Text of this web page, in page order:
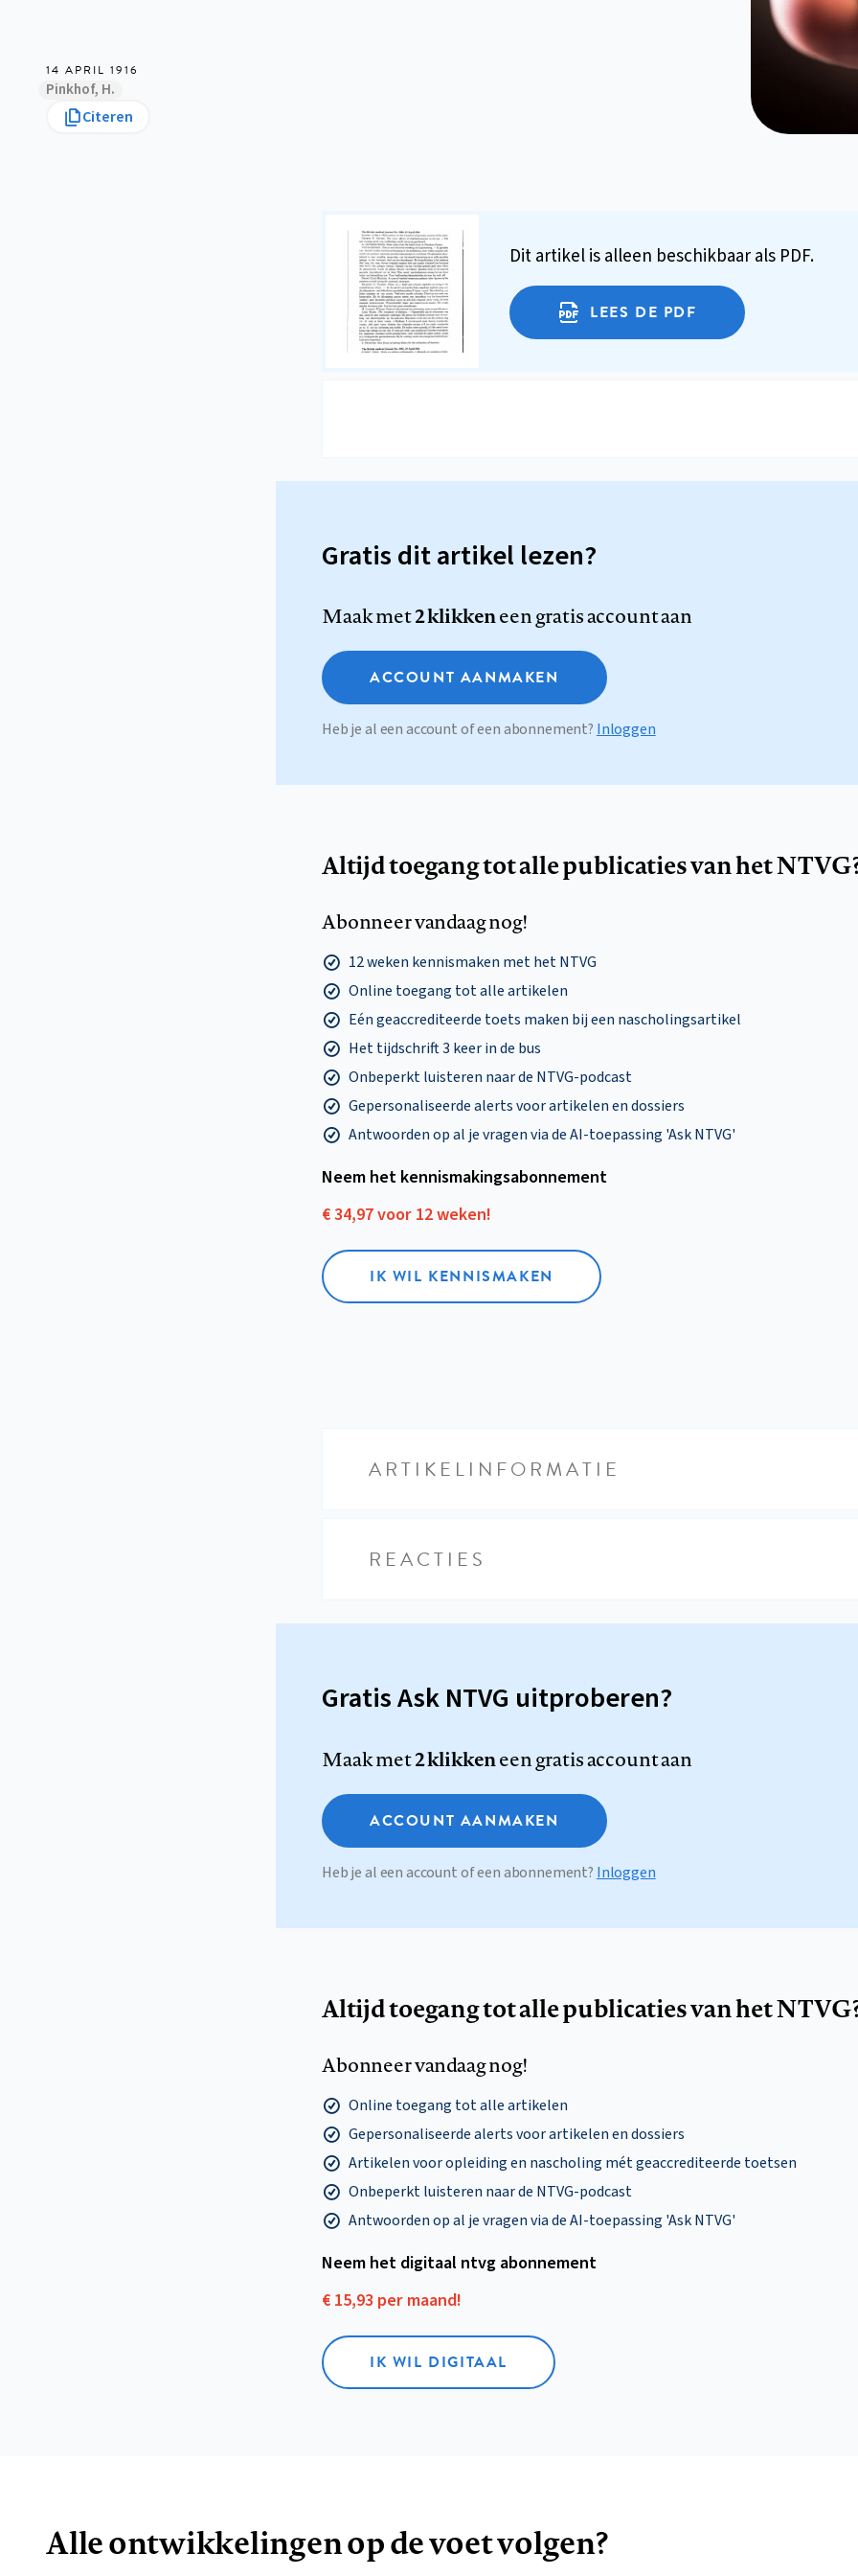
14 APRIL 1916
Pinkhof, H.
Citeren
Dit artikel is alleen beschikbaar als PDF.
LEES DE PDF
Gratis dit artikel lezen?
Maak met2 klikkeneen gratis account aan
ACCOUNT AANMAKEN
Heb je al een account of een abonnement? Inloggen
Altijd toegang tot alle publicaties van het
Abonneer vandaag nog!
12 weken kennismaken met het NTVG
Online toegang tot alle artikelen
Eén geaccrediteerde toets maken bij een nascholingsartikel
Het tijdschrift 3 keer in de bus
Onbeperkt luisteren naar de NTVG-podcast
Gepersonaliseerde alerts voor artikelen en dossiers
Antwoorden op al je vragen via de AI-toepassing 'Ask NTVG'
Neem het kennismakings­abonnement
€ 34,97 voor 12 weken!
IK WIL KENNISMAKEN
ARTIKELINFORMATIE
REACTIES
Gratis Ask NTVG uitproberen?
Maak met2 klikkeneen gratis account aan
ACCOUNT AANMAKEN
Heb je al een account of een abonnement? Inloggen
Altijd toegang tot alle publicaties van het
Abonneer vandaag nog!
Online toegang tot alle artikelen
Gepersonaliseerde alerts voor artikelen en dossiers
Artikelen voor opleiding en nascholing mét geaccrediteerde toetsen
Onbeperkt luisteren naar de NTVG-podcast
Antwoorden op al je vragen via de AI-toepassing 'Ask NTVG'
Neem het digitaal ntvg abonnement
€ 15,93 per maand!
IK WIL DIGITAAL
Alle ontwikkelingen op de voet volgen?